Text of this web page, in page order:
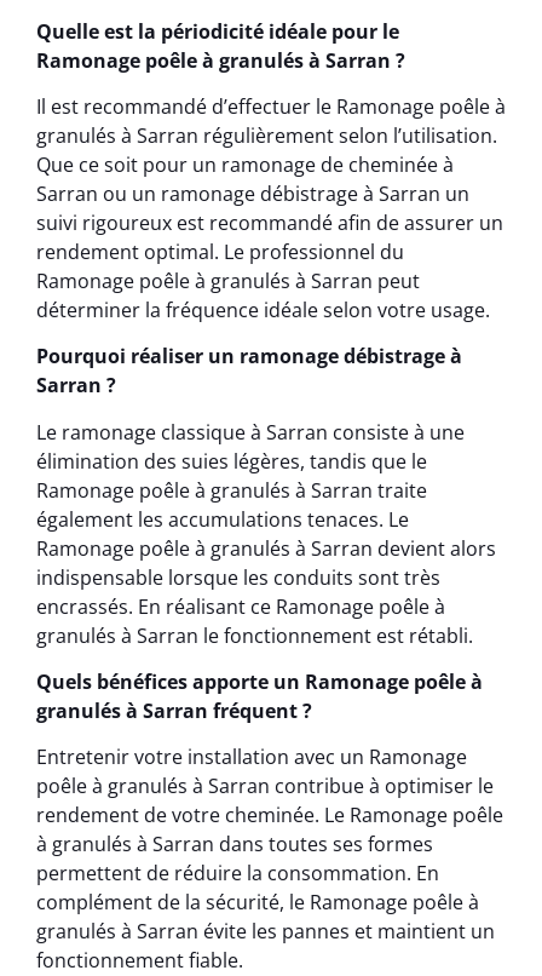
Quelle est la périodicité idéale pour le
Ramonage poêle à granulés à Sarran ?
Il est recommandé d’effectuer le Ramonage poêle à
granulés à Sarran régulièrement selon l’utilisation.
Que ce soit pour un ramonage de cheminée à
Sarran ou un ramonage débistrage à Sarran un
suivi rigoureux est recommandé afin de assurer un
rendement optimal. Le professionnel du
Ramonage poêle à granulés à Sarran peut
déterminer la fréquence idéale selon votre usage.
Pourquoi réaliser un ramonage débistrage à
Sarran ?
Le ramonage classique à Sarran consiste à une
élimination des suies légères, tandis que le
Ramonage poêle à granulés à Sarran traite
également les accumulations tenaces. Le
Ramonage poêle à granulés à Sarran devient alors
indispensable lorsque les conduits sont très
encrassés. En réalisant ce Ramonage poêle à
granulés à Sarran le fonctionnement est rétabli.
Quels bénéfices apporte un Ramonage poêle à
granulés à Sarran fréquent ?
Entretenir votre installation avec un Ramonage
poêle à granulés à Sarran contribue à optimiser le
rendement de votre cheminée. Le Ramonage poêle
à granulés à Sarran dans toutes ses formes
permettent de réduire la consommation. En
complément de la sécurité, le Ramonage poêle à
granulés à Sarran évite les pannes et maintient un
fonctionnement fiable.